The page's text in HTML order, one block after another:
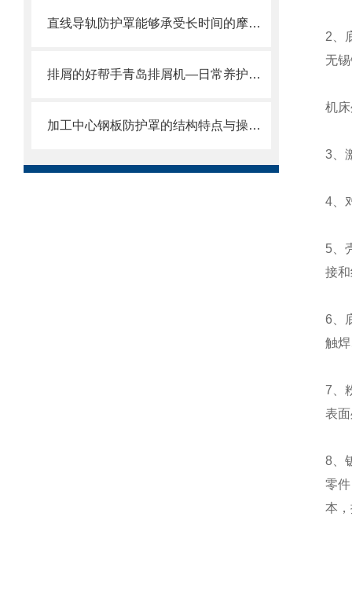
直线导轨防护罩能够承受长时间的摩擦和冲击
排屑的好帮手青岛排屑机—日常养护方式
加工中心钢板防护罩的结构特点与操作维护方式
2、
无
机
3、
4、
5、
接
6、
触
7、
表
8、
零
本